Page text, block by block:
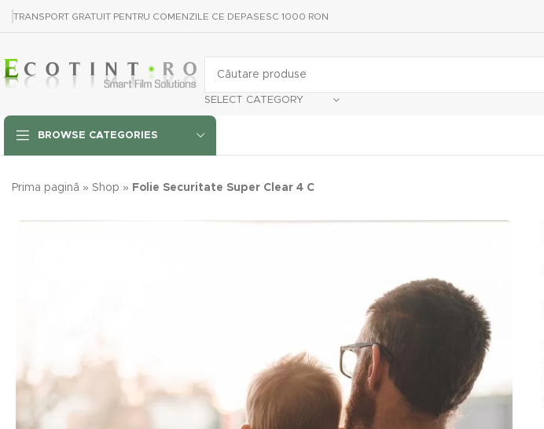
TRANSPORT GRATUIT PENTRU COMENZILE CE DEPASESC 1000 RON
SELECT CATEGORY
BROWSE CATEGORIES
Prima pagină » Shop » Folie Securitate Super Clear 4 C